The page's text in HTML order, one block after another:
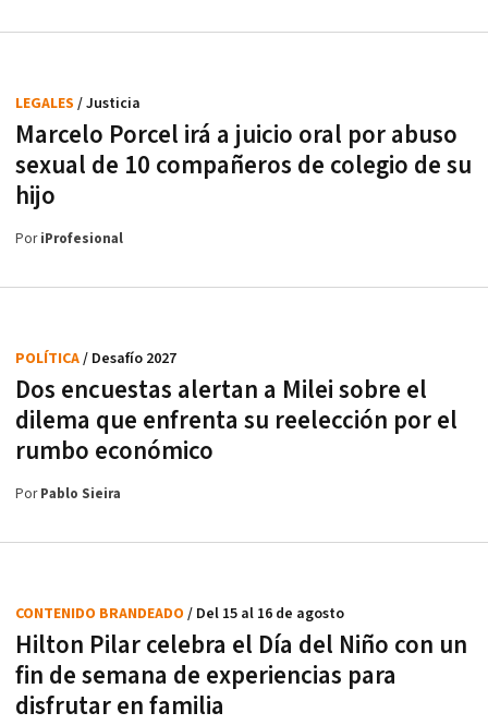
Marcelo Porcel irá a juicio oral por abuso
sexual de 10 compañeros de colegio de su
hijo
LEGALES / Justicia
PoriProfesional
Dos encuestas alertan a Milei sobre el
dilema que enfrenta su reelección por el
rumbo económico
POLÍTICA/ Desafío 2027
PorPablo Sieira
Hilton Pilar celebra el Día del Niño con un
fin de semana de experiencias para
disfrutar en familia
CONTENIDO BRANDEADO / Del 15 al 16 de agosto